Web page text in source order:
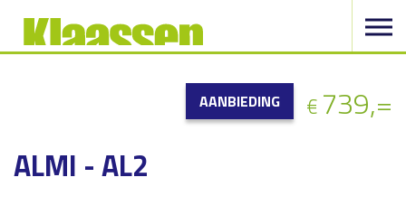
AANBIEDING € 739,=
ALMI - AL2